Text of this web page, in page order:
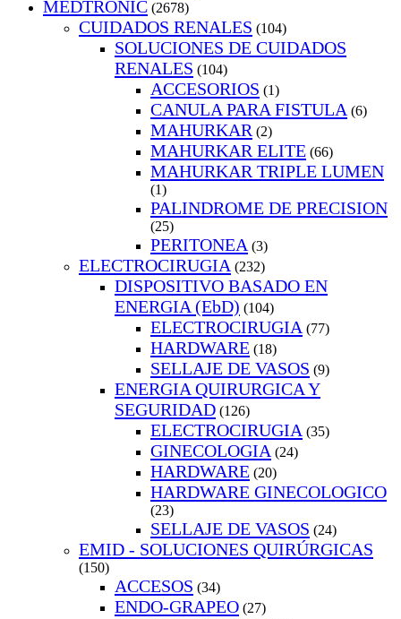
MEDTRONIC (2678)
CUIDADOS RENALES (104)
SOLUCIONES DE CUIDADOS
RENALES (104)
ACCESORIOS (1)
CANULA PARA FISTULA (6)
MAHURKAR (2)
MAHURKAR ELITE (66)
MAHURKAR TRIPLE LUMEN
(1)
PALINDROME DE PRECISION
(25)
PERITONEA (3)
ELECTROCIRUGIA (232)
DISPOSITIVO BASADO EN
ENERGIA (EbD) (104)
ELECTROCIRUGIA (77)
HARDWARE (18)
SELLAJE DE VASOS (9)
ENERGIA QUIRURGICA Y
SEGURIDAD (126)
ELECTROCIRUGIA (35)
GINECOLOGIA (24)
HARDWARE (20)
HARDWARE GINECOLOGICO
(23)
SELLAJE DE VASOS (24)
EMID - SOLUCIONES QUIRÚRGICAS
(150)
ACCESOS (34)
ENDO-GRAPEO (27)